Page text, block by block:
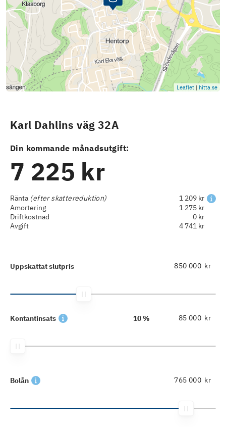
Leaflet | hitta.se
Karl Dahlins väg 32A
Din kommande månadsutgift:
7 225 kr
Ränta (efter skattereduktion)
1 209 kr
Amortering
1 275 kr
Driftkostnad
0 kr
Avgift
4 741 kr
Uppskattat slutpris kr
Kontantinsats 10 % kr
Bolån kr